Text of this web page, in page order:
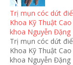
Trị mụn cóc dứt
Khoa Kỹ Thuật
khoa Nguyễn Đặng
Trị mụn cóc dứt
Khoa Kỹ Thuật
khoa Nguyễn Đặng